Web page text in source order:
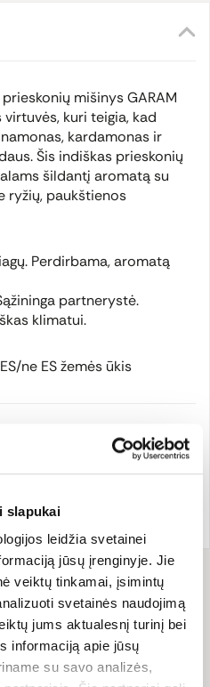
slapukai
leidžia svetainei
jūsų įrenginyje. Jie
veiktų tinkamai, įsimintų
svetainės naudojimą
jums aktualesnį turinį bei
informaciją apie jūsų
su savo analizės,
mišinys GARAM
kuri teigia, kad
kardamonas ir
Šis indiškas prieskonių
šildantį aromatą su
ryžių, paukštienos
Perdirbama, aromatą
partnerystė.
klimatui.
ne ES žemės ūkis
Prekės kodas:
anyžiai*, kuminai*, Ceilono
muskatas*, lauro